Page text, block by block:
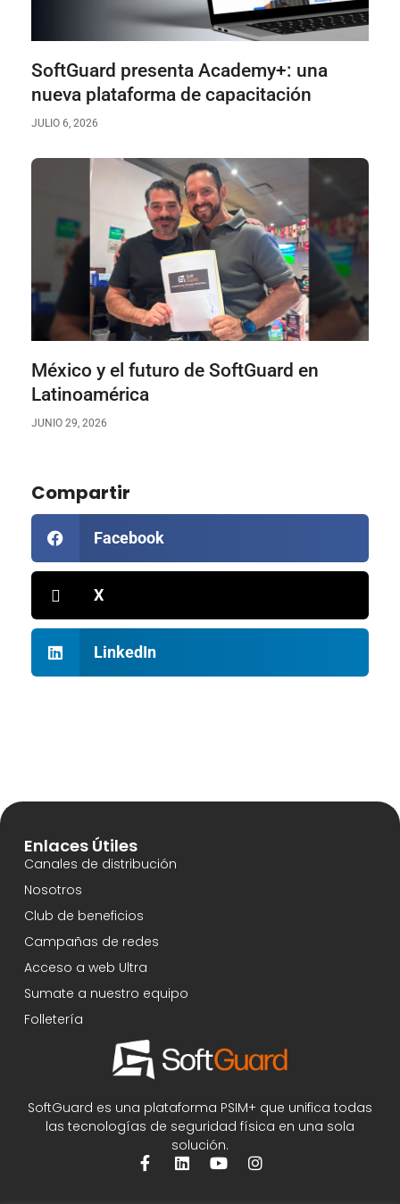
SoftGuard presenta Academy+: una
nueva plataforma de capacitación
JULIO 6, 2026
México y el futuro de SoftGuard en
Latinoamérica
JUNIO 29, 2026
Compartir
Facebook
X
LinkedIn
SoftGuard es una plataforma PSIM+ que unifica todas
las tecnologías de seguridad física en una sola
solución.
Enlaces Útiles
Canales de distribución
Nosotros
Club de beneficios
Campañas de redes
Acceso a web Ultra
Sumate a nuestro equipo
Folletería